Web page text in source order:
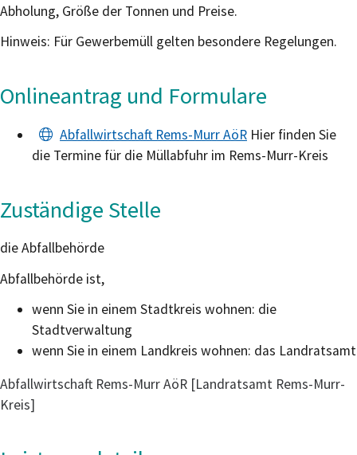
Abholung, Größe der Tonnen und Preise.
Hinweis: Für Gewerbemüll gelten besondere Regelungen.
Onlineantrag und Formulare
Abfallwirtschaft Rems-Murr AöR Hier finden Sie
die Termine für die Müllabfuhr im Rems-Murr-Kreis
Zuständige Stelle
die Abfallbehörde
Abfallbehörde ist,
wenn Sie in einem Stadtkreis wohnen: die
Stadtverwaltung
wenn Sie in einem Landkreis wohnen: das Landratsamt
Abfallwirtschaft Rems-Murr AöR [Landratsamt Rems-Murr-
Kreis]